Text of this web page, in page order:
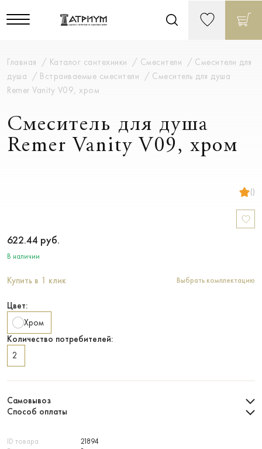
Главная Каталог сантехники Смесители
Смесители для
душа
Встраиваемые смесители
Смеситель для душа
Remer Vanity V09, хром
Смеситель для душа
Remer Vanity V09, хром
()
ID товара
21894
622.44 руб.
В наличии
Купить в 1 клик Выбрать комплектацию
Цвет:
Хром
Количество потребителей:
2
Самовывоз
Способ оплаты